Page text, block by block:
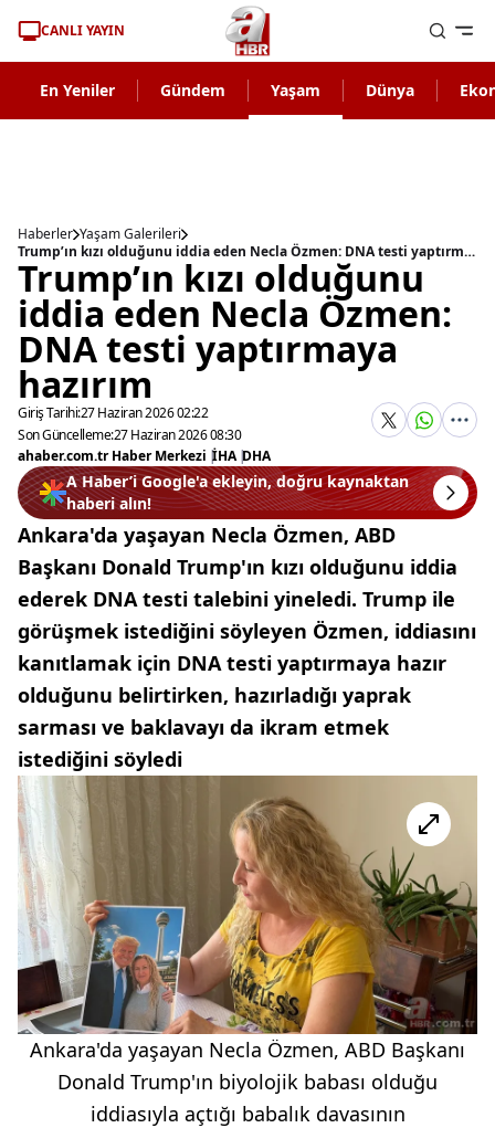
CANLI YAYIN
En Yeniler Gündem Yaşam Dünya
Haberler Yaşam Galerileri
Trump’ın kızı olduğunu iddia eden Necla Özmen: DNA testi yaptırmaya hazırım
Trump’ın kızı olduğunu
iddia eden Necla Özmen:
DNA testi yaptırmaya
hazırım
Giriş Tarihi:27 Haziran 2026 02:22
Son Güncelleme:27 Haziran 2026 08:30
ahaber.com.tr Haber Merkezi |İHA |DHA
A Haber’i Google'a ekleyin, doğru kaynaktan
haberi alın!
Ankara'da yaşayan Necla Özmen, ABD
Başkanı Donald Trump'ın kızı olduğunu iddia
ederek DNA testi talebini yineledi. Trump ile
görüşmek istediğini söyleyen Özmen, iddiasını
kanıtlamak için DNA testi yaptırmaya hazır
olduğunu belirtirken, hazırladığı yaprak
sarması ve baklavayı da ikram etmek
istediğini söyledi
Ankara'da yaşayan Necla Özmen, ABD Başkanı
Donald Trump'ın biyolojik babası olduğu
iddiasıyla açtığı babalık davasının